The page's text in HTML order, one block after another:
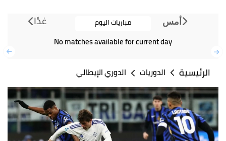
أمس مباريات اليوم غدًا
No matches available for current day
الرئيسية الدوريات الدوري الإيطالي